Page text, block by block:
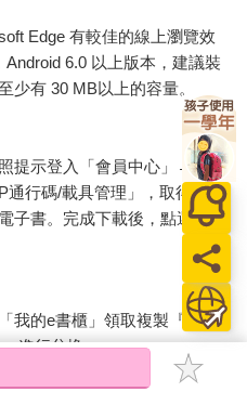
雲般層見疊出。
不禁開始構想屬於自己的立春
句迎新語，該寫些什麼才好
悉的白話文，寫一張自己專屬
仿，而是去體會行為背後的信
人那樣，可以自己創造新的句
韓國朝鮮時代的成宗，曾對每
「世上門扉各異，作詩之人何
句，張貼在自家的門上。那一
定都貼著風格各異的立春帖
春帖子」的習俗，文臣們必須
句，將謄抄在以荷葉或蓮花裝
。由此可見，立春帖不只是討
Edge 有較佳的線上瀏覽效
6.0 以上版本，建議裝
少有 30 MB以上的容量。
提示登入「會員中心」→「我
行碼/載具管理」，取得通行
子書。完成下載後，點選任一
我的e書櫃」領取複製『兌換
進行兌換。